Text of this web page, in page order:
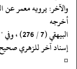
‏‏‏‏والآخر: يرويه معمر
أخرجه
‏‏‏‏البيهقي (7 / 276) ، وفي " الشعب " (5 / 70 / 5813 و 5814) . قلت: وهذا
‏‏‏‏إسناد آخر للزهري
‏‏‏‏¤